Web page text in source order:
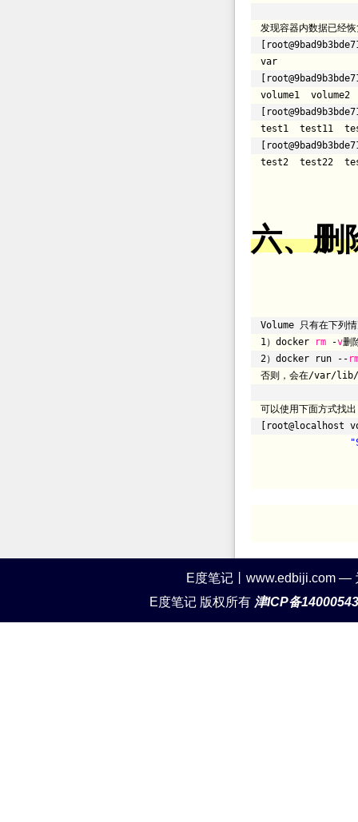
发现容器内数据已经
var
volume1 volume2
test1 test11
test2 test22
六、删
Volume 只有在下列
1）docker
rm -v删
2）docker run --
否则，会在/var/lib/
可以使用下面方式找
[root@localhost
E度笔记丨www.edbiji.com
E度笔记 版权所有 津ICP备